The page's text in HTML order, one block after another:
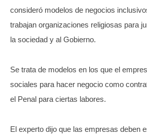
consideró modelos de negocios
trabajan organizaciones religiosas para
la sociedad y al Gobierno.
Se trata de modelos en los que el
sociales para hacer negocio como
el Penal para ciertas labores.
El experto dijo que las empresas deben